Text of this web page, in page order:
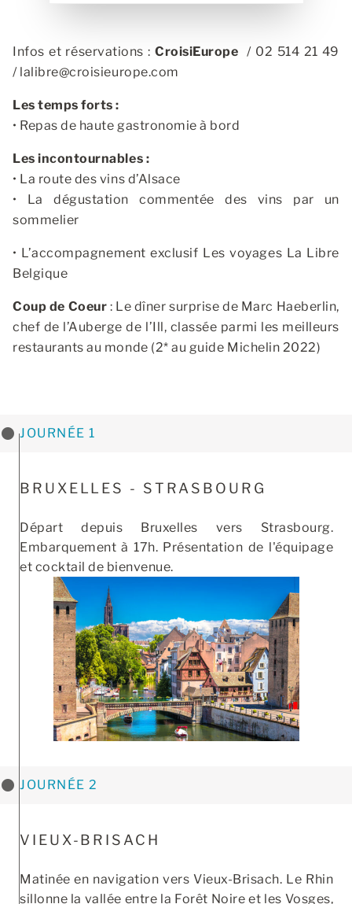
Infos et réservations :CroisiEurope / 02 514 21 49
/ lalibre@croisieurope.com
Les temps forts :
• Repas de haute gastronomie à bord
Les incontournables :
• La route des vins d’Alsace
• La dégustation commentée des vins par un
sommelier
• L’accompagnement exclusif Les voyages La Libre
Belgique
Coup de Coeur : Le dîner surprise de Marc Haeberlin,
chef de l’Auberge de l’Ill, classée parmi les meilleurs
restaurants au monde (2* au guide Michelin 2022)
JOURNÉE 1
BRUXELLES - STRASBOURG
Départ depuis Bruxelles vers Strasbourg.
Embarquement à 17h. Présentation de l'équipage
et cocktail de bienvenue.
JOURNÉE 2
VIEUX-BRISACH
Matinée en navigation vers Vieux-Brisach. Le Rhin
sillonne la vallée entre la Forêt Noire et les Vosges,